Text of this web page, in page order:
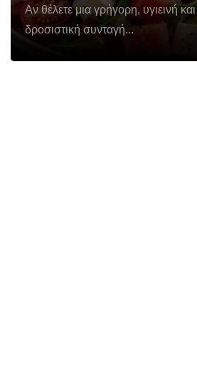
Αν θέλετε μια γρήγορη, υγιεινή και
δροσιστική συνταγή...